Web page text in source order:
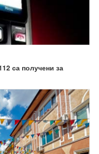
са получени за